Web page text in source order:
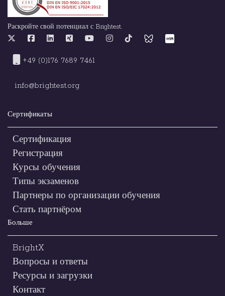
Раскройте свой потенциал с Brightest.
+49 (0)176 7689 7461
info@brightest.org
Сертификаты
Сертификация
Регистрация
Курсы обучения
Типы экзаменов
Партнеры по организации обучения
Стать партнёром
Больше
BrightX
Вопросы и ответы
Ресурсы и загрузки
Контакт